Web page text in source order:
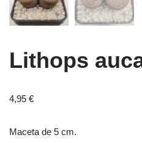
Lithops
4,95 €
Maceta de 5 cm.